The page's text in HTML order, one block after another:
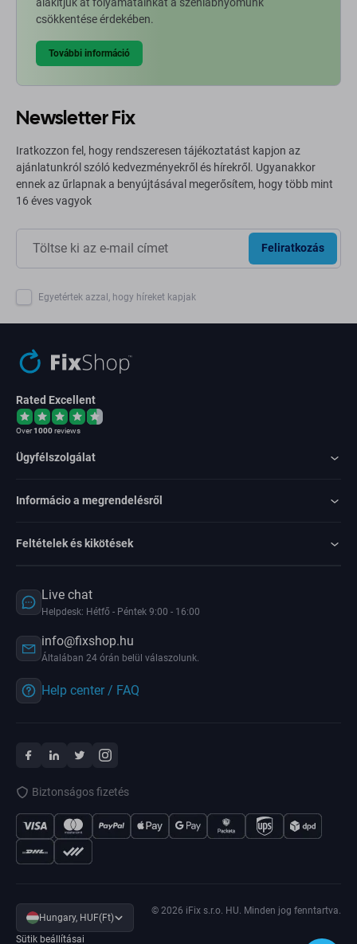
csökkentése érdekében.
További információ
Newsletter Fix
Iratkozzon fel, hogy rendszeresen tájékoztatást kapjon az
ajánlatunkról szóló kedvezményekről és hírekről. Ugyanakkor
ennek az űrlapnak a benyújtásával megerősítem, hogy több mint
16 éves vagyok
Feliratkozás
Egyetértek azzal, hogy híreket kapjak
Rated Excellent
Over1000reviews
Ügyfélszolgálat
Informácio a megrendelésről
Feltételek és kikötések
Live chat
Helpdesk: Hétfő - Péntek 9:00 - 16:00
info@fixshop.hu
Általában 24 órán belül válaszolunk.
Help center / FAQ
Biztonságos fizetés
Hungary, HUF(Ft)
Sütik beállításai
© 2026 iFix s.r.o. HU. Minden jog fenntartva.